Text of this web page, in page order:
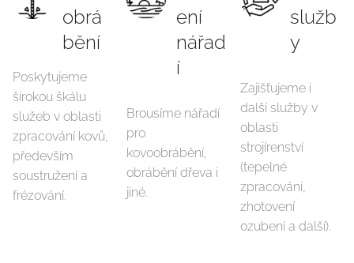
obrá
bění
Poskytujeme
širokou škálu
služeb v oblasti
zpracování kovů,
především
soustružení a
frézování.
ení
nářad
í
Brousíme nářadí
pro
kovoobrábění,
obrábění dřeva i
jiné.
služb
y
Zajišťujeme i
další služby v
oblasti
strojírenství
(tepelné
zpracování,
zhotovení
ozubení a další).